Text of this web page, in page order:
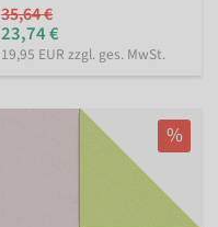
35,64 €
23,74 €
19,95 EUR zzgl. ges. MwSt.
%